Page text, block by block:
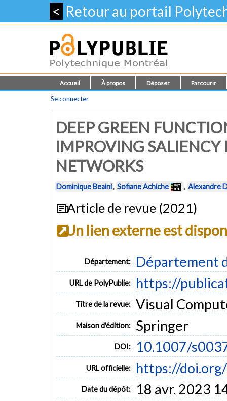
< Retour au portail
Accueil À propos Déposer Parcourir
Se connecter
DEEP GREEN
IMPROVING
NETWORKS
Dominique Beaini, Sofiane Achiche , Alexandre
Article de revue (2021)
Un lien externe est
Département: Département
URL de PolyPublie: https://
Titre de la revue: Visual
Maison d'édition: Springer
DOI: 10.1007/
URL officielle: https://
Date du dépôt: 18 avr. 2023